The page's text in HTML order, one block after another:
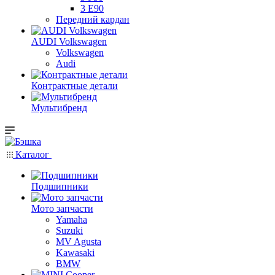
3 E90
Передний кардан
AUDI Volkswagen
Volkswagen
Audi
Контрактные детали
Мультибренд
Каталог
Подшипники
Мото запчасти
Yamaha
Suzuki
MV Agusta
Kawasaki
BMW